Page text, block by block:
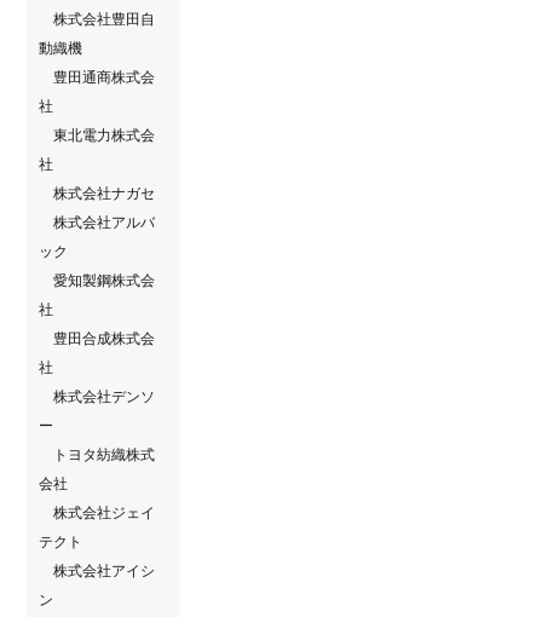
株式会社豊田自
動織機
豊田通商株式会
社
東北電力株式会
社
株式会社ナガセ
株式会社アルバ
ック
愛知製鋼株式会
社
豊田合成株式会
社
株式会社デンソ
ー
トヨタ紡織株式
会社
株式会社ジェイ
テクト
株式会社アイシ
ン